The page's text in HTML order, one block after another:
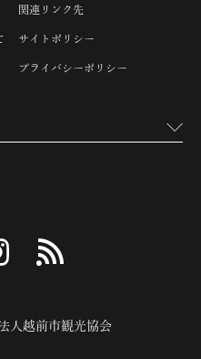
関連リンク先
サイトポリシー
プライバシーポリシー
instagram
人越前市観光協会